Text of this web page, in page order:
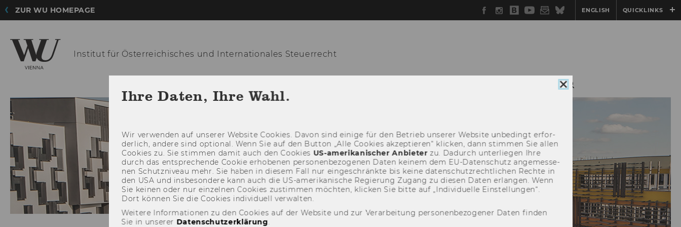
ZUR WU HOMEPAGE Facebook
Instagram
WU
Blog
YouTube
Newsletter
BlueskyENGLISH QUICKLINKS
Institut für Österreichisches und Internationales Steuerrecht
Cookie
Consent
Ihre Daten, Ihre Wahl.
Wir ver­wen­den auf un­se­rer Web­site Coo­kies. Davon sind ei­ni­ge für den Be­trieb un­se­rer Web­site un­be­dingt er­for­
der­lich, an­de­re sind op­tio­nal. Wenn Sie auf den But­ton „Alle Coo­kies ak­zep­tie­ren“ kli­cken, dann stim­men Sie allen
Coo­kies zu. Sie stim­men damit auch den Coo­kies US-​amerikanischer An­bie­terzu. Da­durch un­ter­lie­gen Ihre
durch das ent­spre­chen­de Coo­kie er­ho­be­nen per­so­nen­be­zo­ge­nen Daten kei­nem dem EU-​Datenschutz an­ge­mes­se­
nen Schutz­ni­veau mehr. Sie haben in die­sem Fall nur ein­ge­schränk­te bis keine da­ten­schutz­recht­li­chen Rech­te in
den USA und ins­be­son­de­re kann auch die US-​amerikanische Re­gie­rung Zu­gang zu die­sen Daten er­lan­gen. Wenn
Sie kei­nen oder nur ein­zel­nen Coo­kies zu­stim­men möch­ten, kli­cken Sie bitte auf „In­di­vi­du­el­le Ein­stel­lun­gen“.
Dort kön­nen Sie die Coo­kies in­di­vi­du­ell ver­wal­ten.
Weitere Informationen zu den Cookies auf der Website und zur Verarbeitung personenbezogener Daten finden
Sie in unserer Datenschutzerklärung